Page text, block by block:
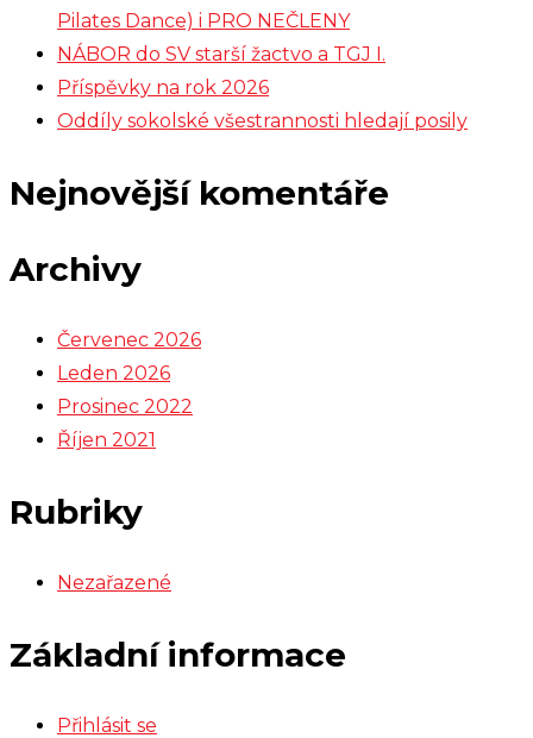
Pilates Dance) i PRO NEČLENY
NÁBOR do SV starší žactvo a TGJ I.
Příspěvky na rok 2026
Oddíly sokolské všestrannosti hledají posily
Nejnovější komentáře
Archivy
Červenec 2026
Leden 2026
Prosinec 2022
Říjen 2021
Rubriky
Nezařazené
Základní informace
Přihlásit se